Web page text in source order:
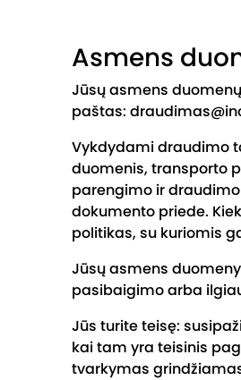
Asmens
Jūsų asmens
paštas:
Vykdydami draudimo
duomenis, transporto
parengimo ir
dokumento priede.
politikas, su kuriomis
Jūsų asmens
pasibaigimo arba
Jūs turite teisę:
kai tam yra teisinis
tvarkymas